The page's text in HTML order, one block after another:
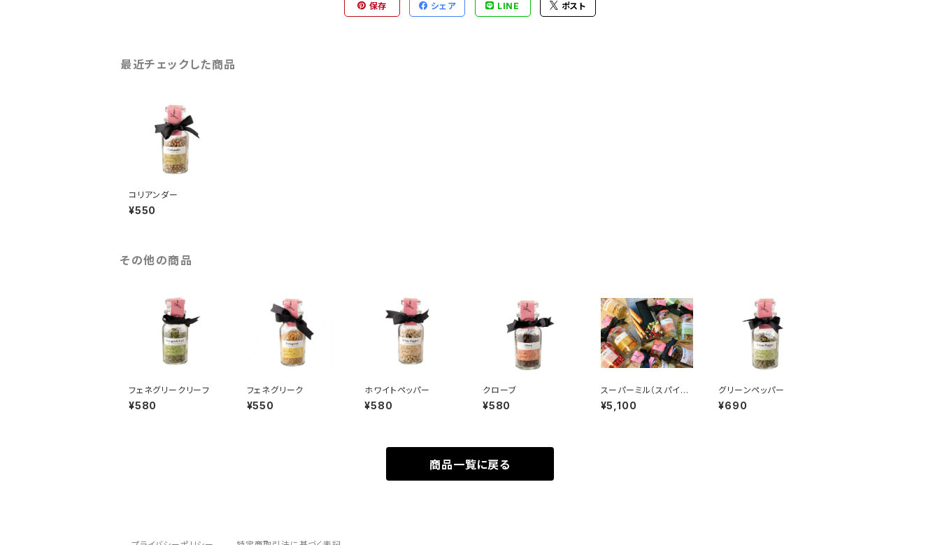
保存 シェア LINE ポスト
最近チェックした商品
コリアンダー
¥550
その他の商品
フェネグリークリーフ
¥580
フェネグリーク
¥550
ホワイトペッパー
¥580
クローブ
¥580
スーパーミル（スパイス
と一緒にご購入割引価
格）
¥5,100
グリーンペッパー
¥690
商品一覧に戻る